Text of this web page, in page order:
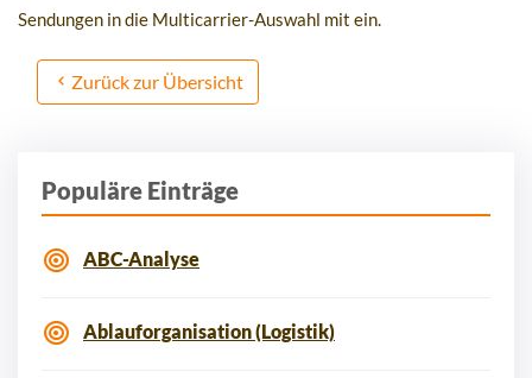
Sendungen in die Multicarrier-Auswahl mit ein.
Zurück zur Übersicht
Populäre Einträge
ABC-Analyse
Ablauforganisation (Logistik)